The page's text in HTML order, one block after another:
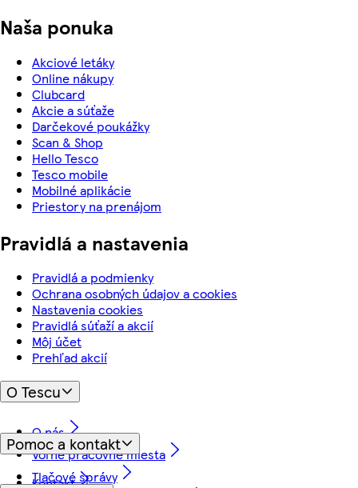
Naša ponuka
Akciové letáky
Online nákupy
Clubcard
Akcie a súťaže
Darčekové poukážky
Scan & Shop
Hello Tesco
Tesco mobile
Mobilné aplikácie
Priestory na prenájom
Pravidlá a nastavenia
Pravidlá a podmienky
Ochrana osobných údajov a cookies
Nastavenia cookies
Pravidlá súťaží a akcií
Môj účet
Prehľad akcií
O Tescu
O nás
Voľné pracovné miesta
Tlačové správy
Pomoc a kontakt
Kontakt